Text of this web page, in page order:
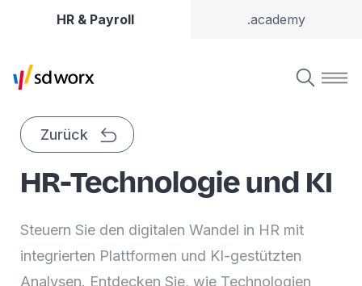
HR & Payroll .academy
Zurück
HR-Technologie und KI
Steuern Sie den digitalen Wandel in HR mit
integrierten Plattformen und KI-gestützten
Analysen. Entdecken Sie, wie Technologien